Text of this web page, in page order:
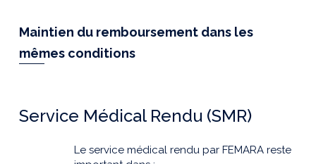
Maintien du remboursement dans les
mêmes conditions
Service Médical Rendu (SMR)
Le service médical rendu par FEMARA reste